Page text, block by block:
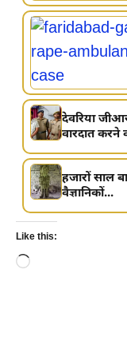
देवरिया
वारदात करने
हजारों साल
वैज्ञानिकों...
Like this:
Loading…